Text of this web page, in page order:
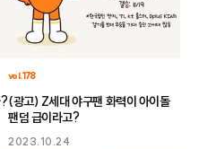
vol.178
(광고) Z세대 야구팬 화력이 아이돌
팬덤 급이라고?
2023.10.24